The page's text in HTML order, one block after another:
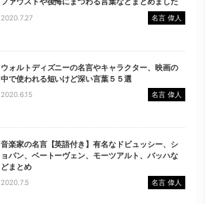
2020.7.27 名言 偉人
ウォルトディズニーの名言やキャラクター、映画の
中で使われる短いけど深い言葉５５選
2020.6.15 名言 偉人
音楽家の名言【英語付き】有名なドビュッシー、シ
ョパン、ベートーヴェン、モーツアルト、バッハな
どまとめ
2020.7.5 名言 偉人